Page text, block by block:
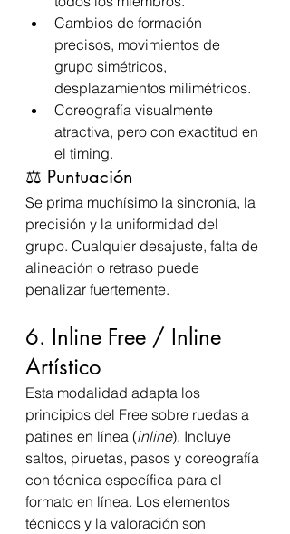
Cambios de formación
precisos, movimientos de
grupo simétricos,
desplazamientos milimétricos.
Coreografía visualmente
atractiva, pero con exactitud en
el timing.
⚖️ Puntuación
Se prima muchísimo la sincronía, la
precisión y la uniformidad del
grupo. Cualquier desajuste, falta de
alineación o retraso puede
penalizar fuertemente.
6. Inline Free / Inline
Artístico
Esta modalidad adapta los
principios del Free sobre ruedas a
patines en línea (inline). Incluye
saltos, piruetas, pasos y coreografía
con técnica específica para el
formato en línea. Los elementos
técnicos y la valoración son